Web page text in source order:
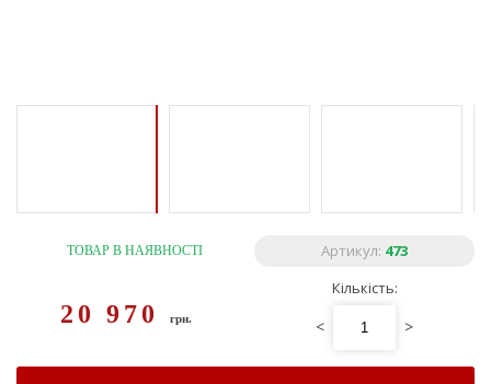
ТОВАР В НАЯВНОСТІ Артикул: 473
20 970грн.
Кількість:
< >